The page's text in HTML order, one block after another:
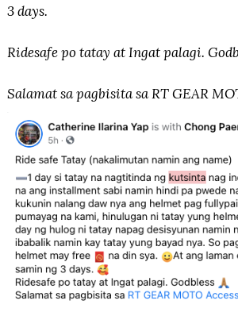
3 days.
Ridesafe po tatay at Ingat palagi.
Salamat sa pagbisita sa RT GEAR